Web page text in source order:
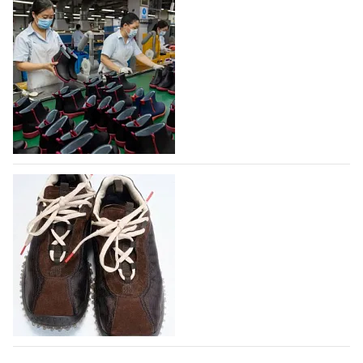
условия продвижения локальных
дизайнерских марок
Российский маркетплейс Lamoda решил обновить
раздел для продажи продукции локальных
дизайнерских марок одежды, обуви и аксессуаров.
Бренды также получат маркетинговую…
06.08.2026 483
Объем мирового производства обуви в
2025 году практически не увеличился
В 2025 году мировое производство обуви
практически не изменилось, зафиксировав
незначительный рост на 0,1% до 24,6 млрд пар, -
данные опубликованы в аналитическом вестнике
«Всемирный ежегодник обуви 2026», Португальской
ассоциацией…